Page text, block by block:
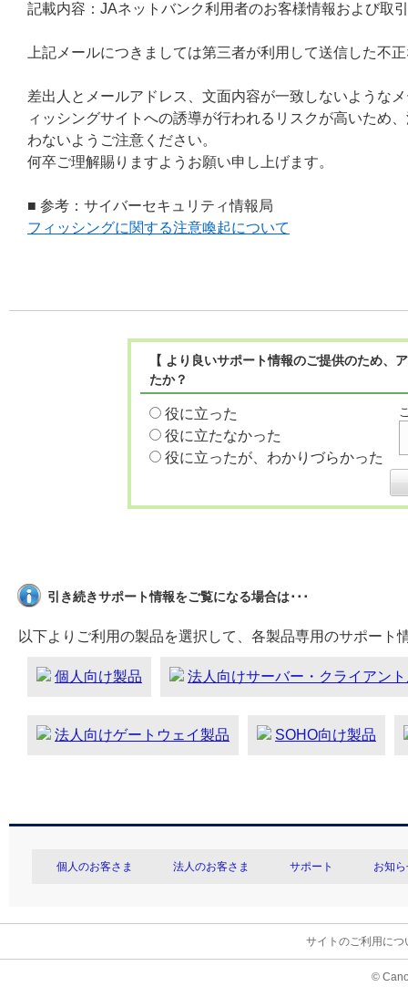
記載内容：JAネットバンク利用者のお客様情報および取
上記メールにつきましては第三者が利用して送信した不
差出人とメールアドレス、文面内容が一致しないような
ィッシングサイトへの誘導が行われるリスクが高いため
わないようご注意ください。
何卒ご理解賜りますようお願い申し上げます。
■ 参考：サイバーセキュリティ情報局
フィッシングに関する注意喚起について
【 より良いサポート情報のご提供のため
たか？
役に立った
役に立たなかった
役に立ったが、わかりづらかった
引き続きサポート情報をご覧になる場合は･･･
以下よりご利用の製品を選択して、各製品専用のサポート
個人向け製品 法人向けサーバー・クライアン
法人向けゲートウェイ製品 SOHO向け製品
個人のお客さま 法人のお客さま サポート お知
サイトのご利用につ
©